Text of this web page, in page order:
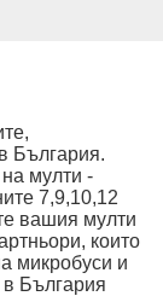
България.
мулти -
7,9,10,12
вашия мулти
които
микробуси и
България